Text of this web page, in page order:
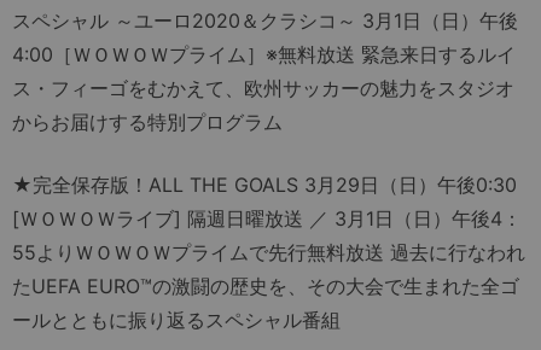
スペシャル ～ユーロ2020＆クラシコ～ 3月1日（日）午後
4:00［ＷＯＷＯＷプライム］※無料放送 緊急来日するルイ
ス・フィーゴをむかえて、欧州サッカーの魅力をスタジオ
からお届けする特別プログラム
★完全保存版！ALL THE GOALS 3月29日（日）午後0:30
[ＷＯＷＯＷライブ] 隔週日曜放送 ／ 3月1日（日）午後4：
55よりＷＯＷＯＷプライムで先行無料放送 過去に行なわれ
たUEFA EURO™の激闘の歴史を、その大会で生まれた全ゴ
ールとともに振り返るスペシャル番組